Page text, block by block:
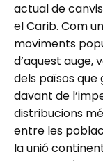
actual de
el Carib. Com
moviments
d’aquest auge,
dels països que
davant de
distribucions
entre les
la unió